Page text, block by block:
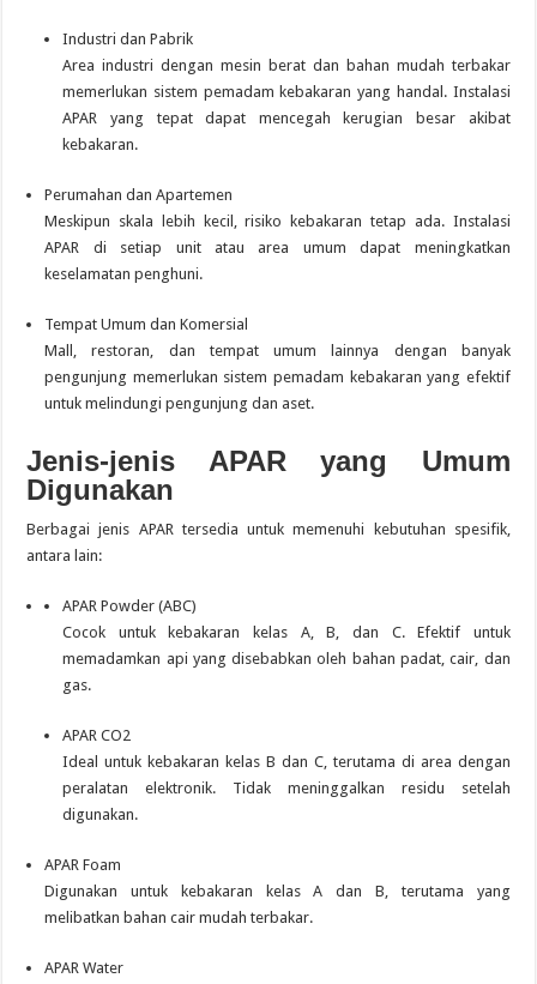
Industri dan Pabrik
Area industri dengan mesin berat dan bahan mudah terbakar
memerlukan sistem pemadam kebakaran yang handal. Instalasi
APAR yang tepat dapat mencegah kerugian besar akibat
kebakaran.
Perumahan dan Apartemen
Meskipun skala lebih kecil, risiko kebakaran tetap ada. Instalasi
APAR di setiap unit atau area umum dapat meningkatkan
keselamatan penghuni.
Tempat Umum dan Komersial
Mall, restoran, dan tempat umum lainnya dengan banyak
pengunjung memerlukan sistem pemadam kebakaran yang efektif
untuk melindungi pengunjung dan aset.
Jenis-jenis APAR yang Umum
Digunakan
Berbagai jenis APAR tersedia untuk memenuhi kebutuhan spesifik,
antara lain:
APAR Powder (ABC)
Cocok untuk kebakaran kelas A, B, dan C.
Efektif untuk
memadamkan api yang disebabkan oleh bahan padat, cair, dan
gas.
APAR CO2
Ideal untuk kebakaran kelas B dan C, terutama di area dengan
peralatan elektronik.
Tidak meninggalkan residu setelah
digunakan.
APAR Foam
Digunakan untuk kebakaran kelas A dan B, terutama yang
melibatkan bahan cair mudah terbakar.
APAR Water